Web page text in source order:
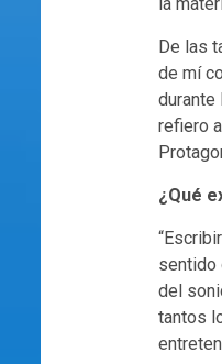
De las
de mí
refiero
¿Qué
sentido
del
tantos